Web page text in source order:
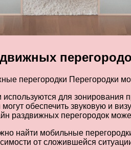
перегородки Перегородки
для зонирования
обеспечить звуковую и
раздвижных перегородок
найти мобильные
от сложившейся